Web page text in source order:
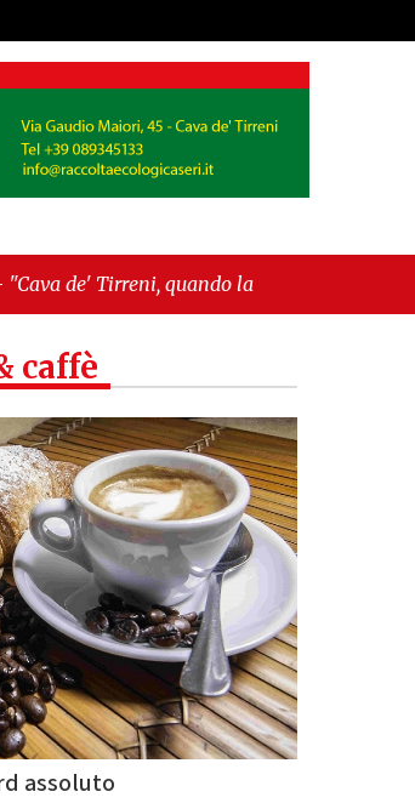
la burocrazia dimentica perché
caffè
assoluto